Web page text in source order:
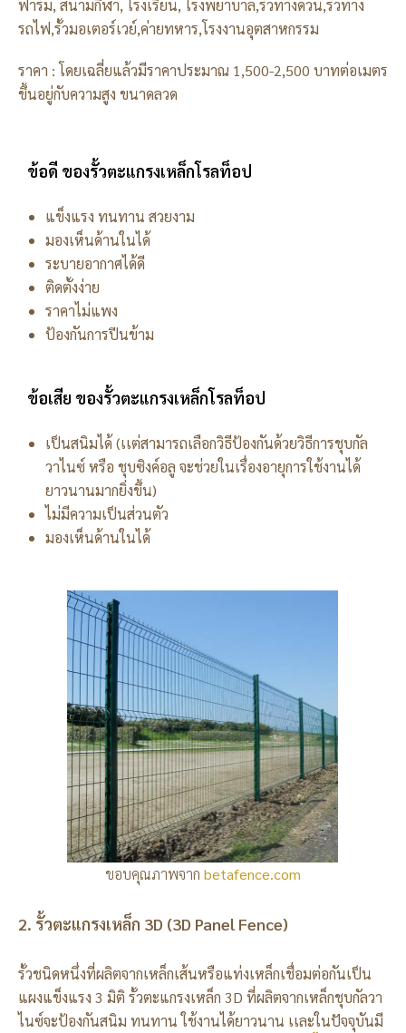
ฟาร์ม, สนามกีฬา, โรงเรียน, โรงพยาบาล,รั้วทางด่วน,รั้วทาง
รถไฟ,รั้วมอเตอร์เวย์,ค่ายทหาร,โรงงานอุตสาหกรรม
ราคา : โดยเฉลี่ยแล้วมีราคาประมาณ 1,500-2,500 บาทต่อเมตร
ขึ้นอยู่กับความสูง ขนาดลวด
ข้อดี ของรั้วตะแกรงเหล็กโรลท็อป
แข็งแรง ทนทาน สวยงาม
มองเห็นด้านในได้
ระบายอากาศได้ดี
ติดตั้งง่าย
ราคาไม่แพง
ป้องกันการปีนข้าม
ข้อเสีย ของรั้วตะแกรงเหล็กโรลท็อป
เป็นสนิมได้ (เเต่สามารถเลือกวิธีป้องกันด้วยวิธีการชุบกัล
วาไนซ์ หรือ ชุบซิงค์อลู จะช่วยในเรื่องอายุการใช้งานได้
ยาวนานมากยิ่งขึ้น)
ไม่มีความเป็นส่วนตัว
มองเห็นด้านในได้
ขอบคุณภาพจาก betafence.com
2. รั้วตะแกรงเหล็ก 3D (3D Panel Fence)
รั้วชนิดหนึ่งที่ผลิตจากเหล็กเส้นหรือแท่งเหล็กเชื่อมต่อกันเป็น
แผงแข็งแรง 3 มิติ รั้วตะแกรงเหล็ก 3D ที่ผลิตจากเหล็กชุบกัลวา
ไนซ์จะป้องกันสนิม ทนทาน ใช้งานได้ยาวนาน เเละในปัจจุบันมี